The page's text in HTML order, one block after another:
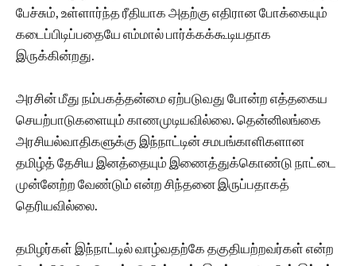
பேச்சும், உள்ளார்ந்த ரீதியாக அதற்கு எதிரான போக்கையும்
கடைப்பிடிப்பதையே எம்மால் பார்க்கக்கூடியதாக
இருக்கின்றது.
அரசின் மீது நம்பகத்தன்மை ஏற்படுவது போன்ற எத்தகைய
செயற்பாடுகளையும் காணமுடியவில்லை. தென்னிலங்கை
அரசியல்வாதிகளுக்கு இந்நாட்டின் சமபங்காளிகளான
தமிழ்த் தேசிய இனத்தையும் இணைத்துக்கொண்டு நாட்டை
முன்னேற்ற வேண்டும் என்ற சிந்தனை இருப்பதாகத்
தெரியவில்லை.
தமிழர்கள் இந்நாட்டில் வாழ்வதற்கே தகுதியற்றவர்கள் என்ற